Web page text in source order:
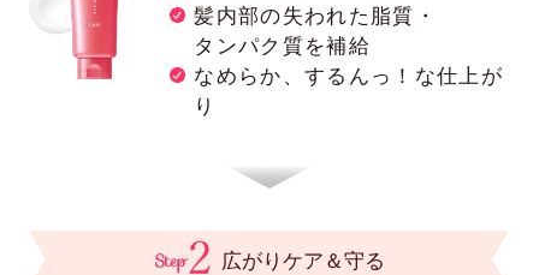
髪内部の失われた脂質・
タンパク質を補給
なめらか、するんっ！な仕上が
り
広がりケア＆守る